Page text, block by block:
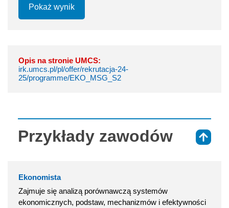
Pokaż wynik
Opis na stronie UMCS:
irk.umcs.pl/pl/offer/rekrutacja-24-
25/programme/EKO_MSG_S2
Przykłady zawodów
Ekonomista
Zajmuje się analizą porównawczą systemów
ekonomicznych, podstaw, mechanizmów i efektywności